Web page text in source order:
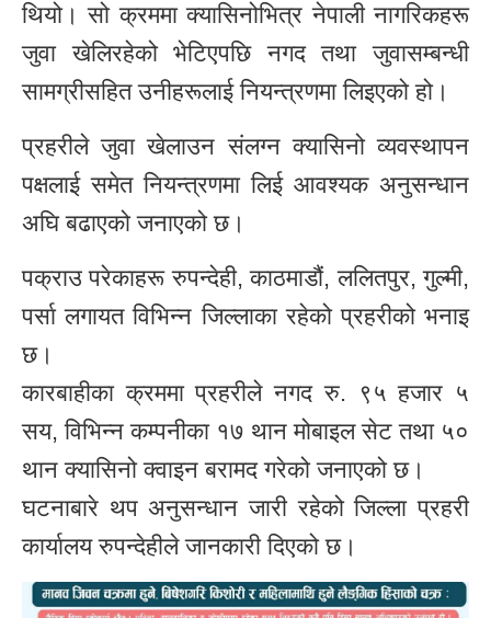
थियो। सो क्रममा क्यासिनोभित्र नेपाली नागरिकहरू
जुवा खेलिरहेको भेटिएपछि नगद तथा जुवासम्बन्धी
सामग्रीसहित उनीहरूलाई नियन्त्रणमा लिइएको हो।
प्रहरीले जुवा खेलाउन संलग्न क्यासिनो व्यवस्थापन
पक्षलाई समेत नियन्त्रणमा लिई आवश्यक अनुसन्धान
अघि बढाएको जनाएको छ।
पक्राउ परेकाहरू रुपन्देही, काठमाडौं, ललितपुर, गुल्मी,
पर्सा लगायत विभिन्न जिल्लाका रहेको प्रहरीको भनाइ
छ।
कारबाहीका क्रममा प्रहरीले नगद रु. ९५ हजार ५
सय, विभिन्न कम्पनीका १७ थान मोबाइल सेट तथा ५०
थान क्यासिनो क्वाइन बरामद गरेको जनाएको छ।
घटनाबारे थप अनुसन्धान जारी रहेको जिल्ला प्रहरी
कार्यालय रुपन्देहीले जानकारी दिएको छ।